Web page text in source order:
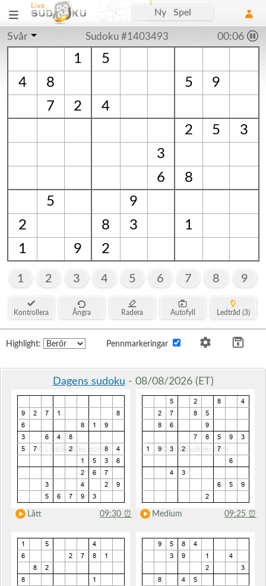
Ny Spel
Svår Sudoku #1403493 00:07
1
5
4
8 5
9
7
2
4
2
5
3
3
6
8
5
9
2
8 3
1
1
9 2
1 2 3 4 5 6 7 8 9
Kontrollera Ångra Radera Autofyll Ledtråd (3)
Highlight: Pennmarkeringar
Dagens sudoku - 08/08/2026 (ET)
Lätt 09:30 ⏰ Medium 09:25 ⏰